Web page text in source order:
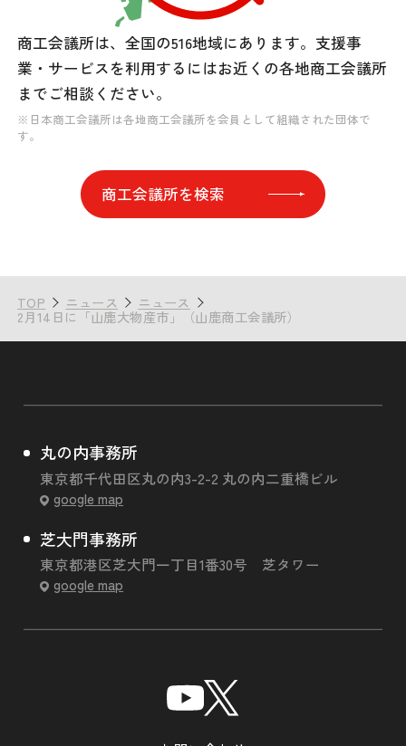
商工会議所は、全国の516地域にあります。 支援事
業・サービスを利用するにはお近くの各地商工会議所
までご相談ください。
※日本商工会議所は各地商工会議所を会員として組織された団体で
す。
商工会議所を検索
TOP ニュース ニュース
2月14日に「山鹿大物産市」（山鹿商工会議所）
丸の内事務所
東京都千代田区丸の内3-2-2 丸の内二重橋ビル
google map
芝大門事務所
東京都港区芝大門一丁目1番30号 芝タワー
google map